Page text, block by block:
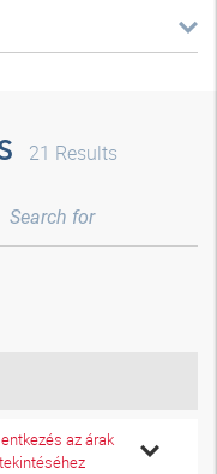
21 Results
az árak